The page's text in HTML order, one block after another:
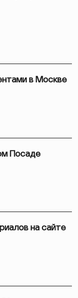
в Москве
Посаде
на сайте